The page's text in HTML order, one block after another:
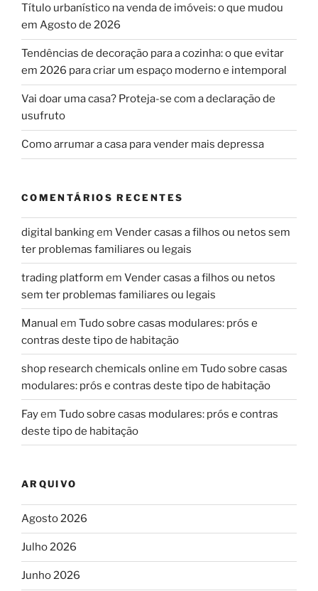
Título urbanístico na venda de imóveis: o que mudou
em Agosto de 2026
Tendências de decoração para a cozinha: o que evitar
em 2026 para criar um espaço moderno e intemporal
Vai doar uma casa? Proteja-se com a declaração de
usufruto
Como arrumar a casa para vender mais depressa
COMENTÁRIOS RECENTES
digital bankingem Vender casas a filhos ou netos sem
ter problemas familiares ou legais
trading platform em Vender casas a filhos ou netos
sem ter problemas familiares ou legais
Manual em Tudo sobre casas modulares: prós e
contras deste tipo de habitação
shop research chemicals online em Tudo sobre casas
modulares: prós e contras deste tipo de habitação
Fayem Tudo sobre casas modulares: prós e contras
deste tipo de habitação
ARQUIVO
Agosto 2026
Julho 2026
Junho 2026